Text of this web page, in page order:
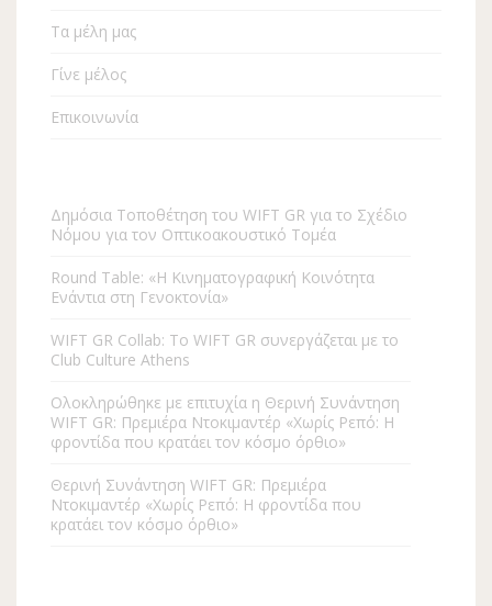
Τα μέλη μας
Γίνε μέλος
Επικοινωνία
Δημόσια Τοποθέτηση του WIFT GR για το Σχέδιο
Νόμου για τον Οπτικοακουστικό Τομέα
Round Table: «Η Kινηματογραφική Κοινότητα
Ενάντια στη Γενοκτονία»
WIFT GR Collab: To WIFT GR συνεργάζεται με το
Club Culture Athens
Ολοκληρώθηκε με επιτυχία η Θερινή Συνάντηση
WIFT GR: Πρεμιέρα Ντοκιμαντέρ «Χωρίς Ρεπό: Η
φροντίδα που κρατάει τον κόσμο όρθιο»
Θερινή Συνάντηση WIFT GR: Πρεμιέρα
Ντοκιμαντέρ «Χωρίς Ρεπό: Η φροντίδα που
κρατάει τον κόσμο όρθιο»